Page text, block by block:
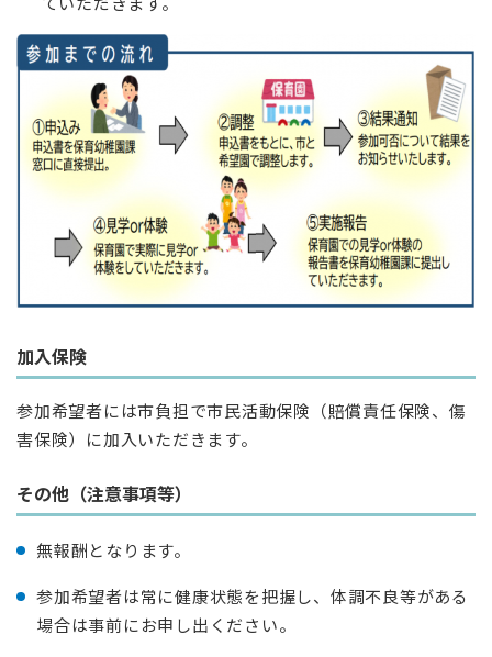
加入保険
参加希望者には市負担で市民活動保険（賠償責任保険、傷
害保険）に加入いただきます。
その他（注意事項等）
無報酬となります。
参加希望者は常に健康状態を把握し、体調不良等がある
場合は事前にお申し出ください。